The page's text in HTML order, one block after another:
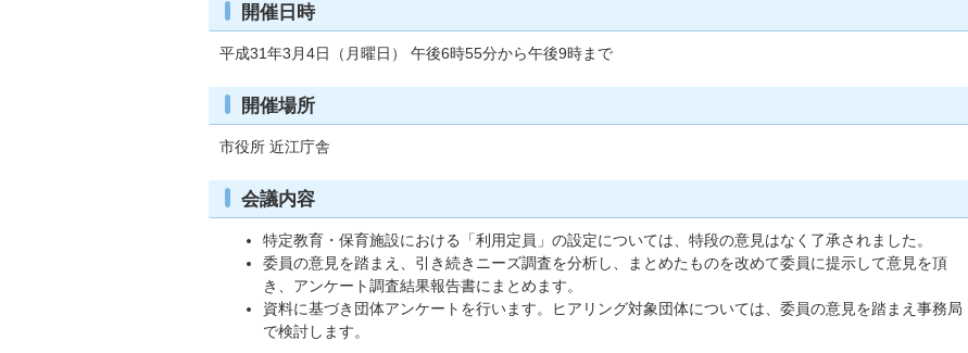
開催日時
平成31年3月4日（月曜日） 午後6時55分から午後9時まで
開催場所
市役所 近江庁舎
会議内容
特定教育・保育施設における「利用定員」の設定については、特段の意見はなく了承されました。
委員の意見を踏まえ、引き続きニーズ調査を分析し、まとめたものを改めて委員に提示して意見を頂
き、アンケート調査結果報告書にまとめます。
資料に基づき団体アンケートを行います。ヒアリング対象団体については、委員の意見を踏まえ事務局
で検討します。